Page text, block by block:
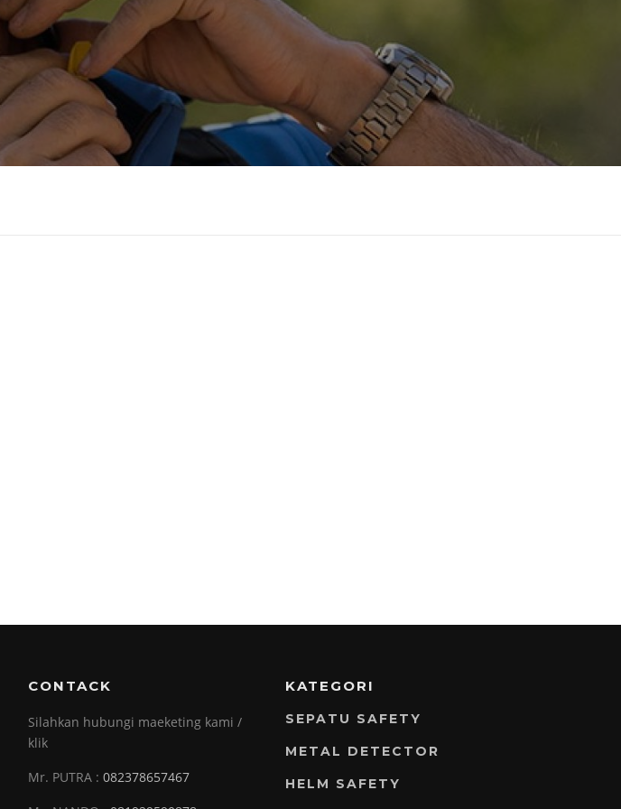
CONTACK
Silahkan hubungi maeketing kami /
klik
Mr. PUTRA : 082378657467
KATEGORI
SEPATU SAFETY
METAL DETECTOR
HELM SAFETY